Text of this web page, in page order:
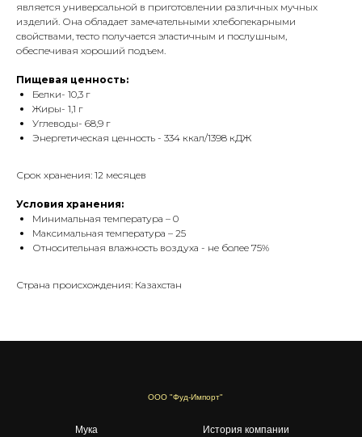
является универсальной в приготовлении различных мучных
изделий. Она обладает замечательными хлебопекарными
свойствами, тесто получается эластичным и послушным,
обеспечивая хороший подъем.
Пищевая ценность:
Белки- 10,3 г
Жиры- 1,1 г
Углеводы- 68,9 г
Энергетическая ценность - 334 ккал/1398 кДЖ
Срок хранения: 12 месяцев
Условия хранения:
Минимальная температура – 0
Максимальная температура – 25
Относительная влажность воздуха - не более 75%
Страна происхождения: Казахстан
История компании
Мука
ООО "Фуд-Импорт"